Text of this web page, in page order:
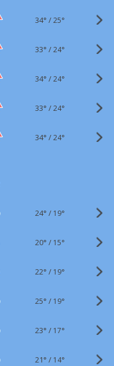
34° /25°
33° /24°
34° /24°
33° /24°
34° /24°
24° / 19°
20° / 15°
22° / 19°
25° / 19°
23° / 17°
21° / 14°